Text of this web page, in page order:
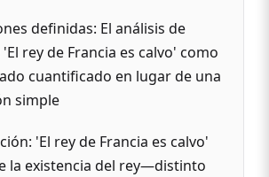
definidas: El análisis de
'El rey de Francia es calvo' como
cuantificado en lugar de una
simple
'El rey de Francia es calvo'
la existencia del rey—distinto